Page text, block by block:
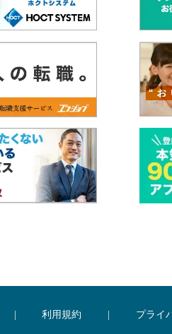
利用規約 プライ